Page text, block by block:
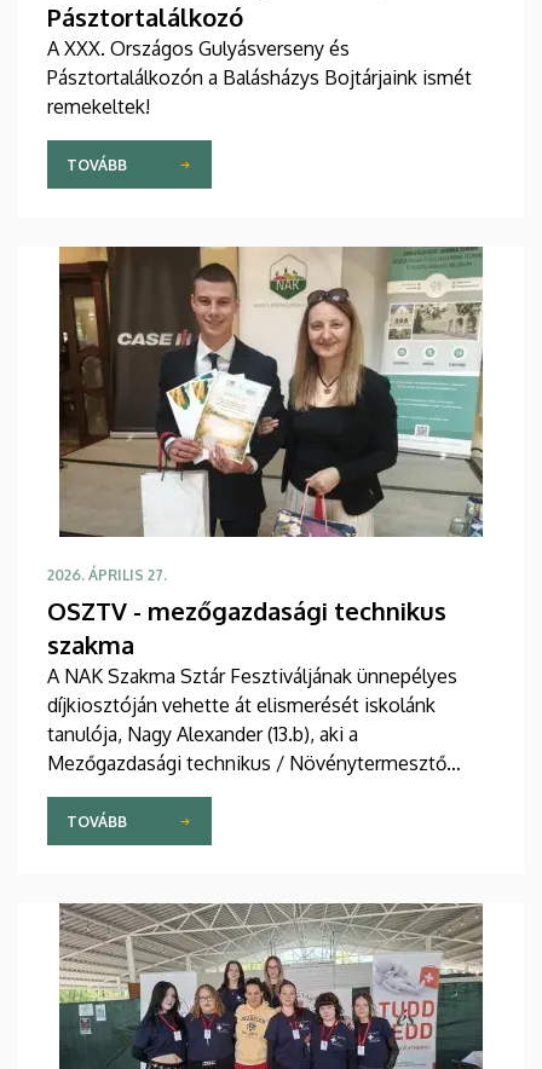
Pásztortalálkozó
A XXX. Országos Gulyásverseny és
Pásztortalálkozón a Balásházys Bojtárjaink ismét
remekeltek!
TOVÁBB
2026. ÁPRILIS 27.
OSZTV - mezőgazdasági technikus
szakma
A NAK Szakma Sztár Fesztiváljának ünnepélyes
díjkiosztóján vehette át elismerését iskolánk
tanulója, Nagy Alexander (13.b), aki a
Mezőgazdasági technikus / Növénytermesztő
szakmairány Országos Szakmai Tanulmányi
Versenyén III. helyezést ért el!
TOVÁBB